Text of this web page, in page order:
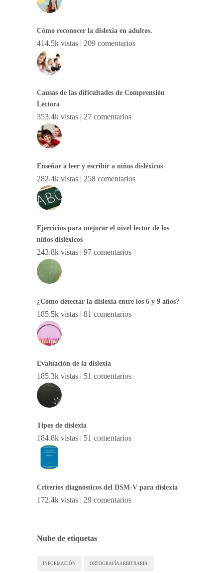
Cómo reconocer la dislexia en adultos.
414.5k vistas | 209 comentarios
Causas de las dificultades de Comprensión
Lectora
353.4k vistas | 27 comentarios
Enseñar a leer y escribir a niños disléxicos
282.4k vistas | 258 comentarios
Ejercicios para mejorar el nivel lector de los
niños disléxicos
243.8k vistas | 97 comentarios
¿Cómo detectar la dislexia entre los 6 y 9 años?
185.5k vistas | 81 comentarios
Evaluación de la dislexia
185.3k vistas | 51 comentarios
Tipos de dislexia
184.8k vistas | 51 comentarios
Criterios diagnósticos del DSM-V para dislexia
172.4k vistas | 29 comentarios
Nube de etiquetas
INFORMACIÓN ORTOGRAFÍA ARBITRARIA